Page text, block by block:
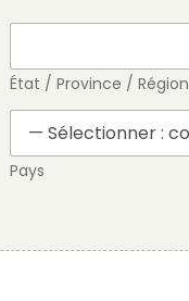
État / Province / Région
Pays